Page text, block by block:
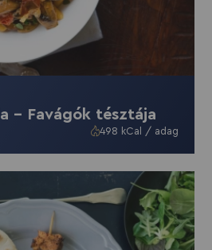
- Favágók tésztája
498 kCal / adag